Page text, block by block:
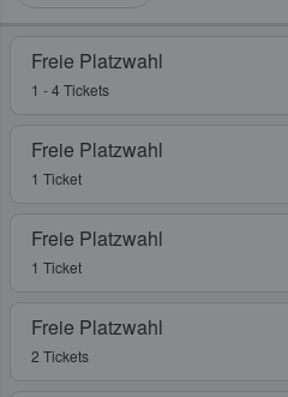
Freie Platzwahl
1 - 4 Tickets
Freie Platzwahl
1 Ticket
Freie Platzwahl
1 Ticket
Freie Platzwahl
2 Tickets